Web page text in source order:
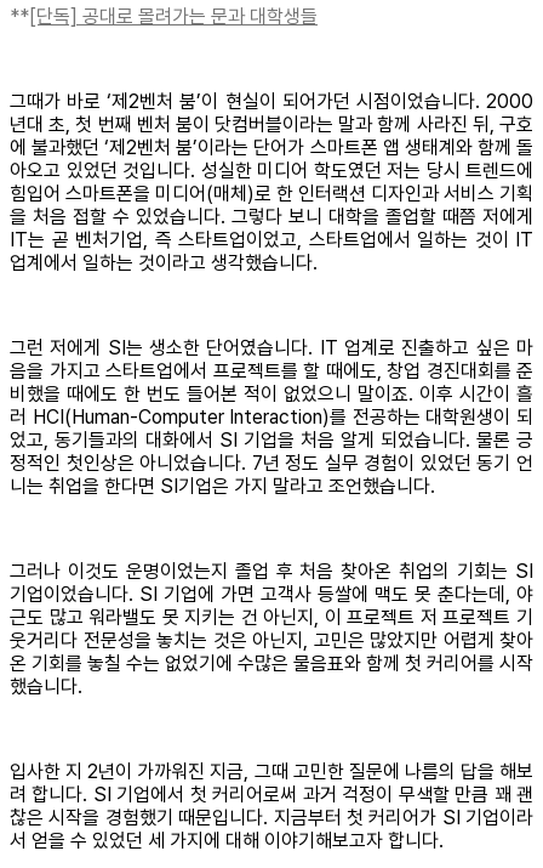
**[단독] 공대로 몰려가는 문과 대학생들
그때가 바로 ‘제2벤처 붐’이 현실이 되어가던 시점이었습니다. 2000
년대 초, 첫 번째 벤처 붐이 닷컴버블이라는 말과 함께 사라진 뒤, 구호
에 불과했던 ‘제2벤처 붐’이라는 단어가 스마트폰 앱 생태계와 함께 돌
아오고 있었던 것입니다. 성실한 미디어 학도였던 저는 당시 트렌드에
힘입어 스마트폰을 미디어(매체)로 한 인터랙션 디자인과 서비스 기획
을 처음 접할 수 있었습니다. 그렇다 보니 대학을 졸업할 때쯤 저에게
IT는 곧 벤처기업, 즉 스타트업이었고, 스타트업에서 일하는 것이 IT
업계에서 일하는 것이라고 생각했습니다.
그런 저에게 SI는 생소한 단어였습니다. IT 업계로 진출하고 싶은 마
음을 가지고 스타트업에서 프로젝트를 할 때에도, 창업 경진대회를 준
비했을 때에도 한 번도 들어본 적이 없었으니 말이죠. 이후 시간이 흘
러 HCI(Human-Computer Interaction)를 전공하는 대학원생이 되
었고, 동기들과의 대화에서 SI 기업을 처음 알게 되었습니다. 물론 긍
정적인 첫인상은 아니었습니다. 7년 정도 실무 경험이 있었던 동기 언
니는 취업을 한다면 SI기업은 가지 말라고 조언했습니다.
그러나 이것도 운명이었는지 졸업 후 처음 찾아온 취업의 기회는 SI
기업이었습니다. SI 기업에 가면 고객사 등쌀에 맥도 못 춘다는데, 야
근도 많고 워라밸도 못 지키는 건 아닌지, 이 프로젝트 저 프로젝트 기
웃거리다 전문성을 놓치는 것은 아닌지, 고민은 많았지만 어렵게 찾아
온 기회를 놓칠 수는 없었기에 수많은 물음표와 함께 첫 커리어를 시작
했습니다.
입사한 지 2년이 가까워진 지금, 그때 고민한 질문에 나름의 답을 해보
려 합니다. SI 기업에서 첫 커리어로써 과거 걱정이 무색할 만큼 꽤 괜
찮은 시작을 경험했기 때문입니다. 지금부터 첫 커리어가 SI 기업이라
서 얻을 수 있었던 세 가지에 대해 이야기해보고자 합니다.